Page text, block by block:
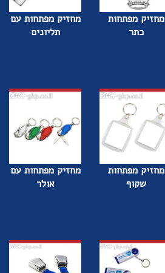
מחזיק מפתחות
כתר
מחזיק מפתחות עם
תליונים
מחזיק מפתחות
שקוף
מחזיק מפתחות עם
אולר